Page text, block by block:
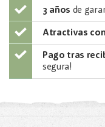
3 años de
Atractivas
Pago tras
segura!